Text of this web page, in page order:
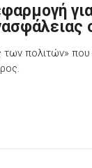
πολιτών»